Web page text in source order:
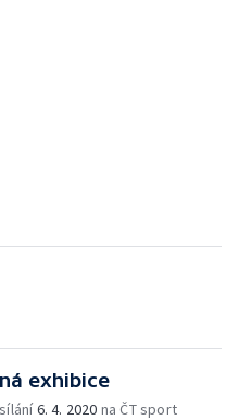
exhibice
6. 4. 2020 na ČT sport